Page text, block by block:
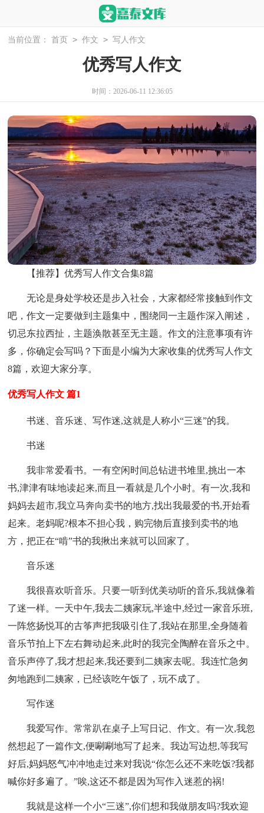
当前位置： 首页 > 作文 > 写人作文
优秀写人作文
时间：2026-06-11 12:36:05
【推荐】优秀写人作文合集8篇
无论是身处学校还是步入社会，大家都经常接触到作文
吧，作文一定要做到主题集中，围绕同一主题作深入阐述，
切忌东拉西扯，主题涣散甚至无主题。作文的注意事项有许
多，你确定会写吗？下面是小编为大家收集的优秀写人作文
8篇，欢迎大家分享。
优秀写人作文 篇1
书迷、音乐迷、写作迷,这就是人称小“三迷”的我。
书迷
我非常爱看书。一有空闲时间总钻进书堆里,挑出一本
书,津津有味地读起来,而且一看就是几个小时。有一次,我和
妈妈去超市,我立马奔向卖书的地方,找出我最爱的书,开始看
起来。老妈呢?根本不担心我，购完物后直接到卖书的地
方，把正在“啃”书的我揪出来就可以回家了。
音乐迷
我很喜欢听音乐。只要一听到优美动听的音乐,我就像着
了迷一样。一天中午,我去二姨家玩,半途中,经过一家音乐班,
一阵悠扬悦耳的古筝声把我吸引住了,我站在那里,全身随着
音乐节拍上下左右舞动起来,此时的我完全陶醉在音乐之中。
音乐声停了,我才想起来,我还要到二姨家去呢。我连忙急匆
匆地跑到二姨家，已经该吃午饭了，玩不成了。
写作迷
我爱写作。常常趴在桌子上写日记、作文。有一次,我忽
然想起了一篇作文,便唰唰地写了起来。我边写边想,等我写
好后,妈妈怒气冲冲地走过来对我说“你怎么还不来吃饭?我都
喊你好多遍了。”唉,这还不都是因为写作入迷惹的祸!
我就是这样一个小“三迷”,你们想和我做朋友吗?我欢迎